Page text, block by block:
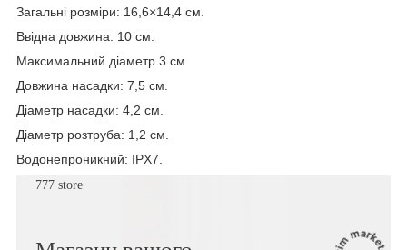
Загальні розміри: 16,6×14,4 см.
Ввідна довжина: 10 см.
Максимальний діаметр 3 см.
Довжина насадки: 7,5 см.
Діаметр насадки: 4,2 см.
Діаметр розтруба: 1,2 см.
Водонепроникний: IPX7.
777 store